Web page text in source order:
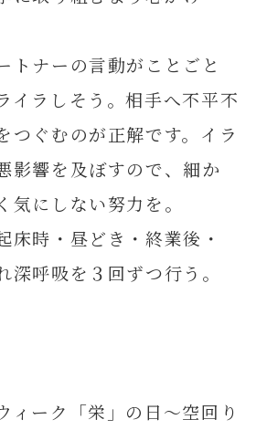
トナーの言動がことごと
イラしそう。相手へ不平不
つぐむのが正解です。イラ
影響を及ぼすので、細か
気にしない努力を。
時・昼どき・終業後・
深呼吸を３回ずつ行う。
ーク「栄」の日～空回り